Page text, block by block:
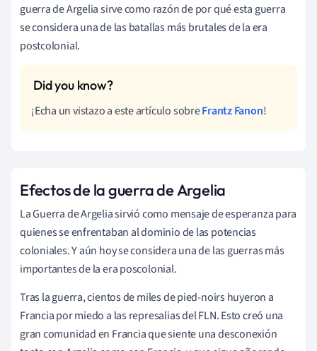
guerra de Argelia sirve como razón de por qué esta guerra
se considera una de las batallas más brutales de la era
postcolonial.
¡Echa un vistazo a este artículo sobreFrantz Fanon!
Efectos de la guerra de Argelia
La Guerra de Argelia sirvió como mensaje de esperanza para
quienes se enfrentaban al dominio de las potencias
coloniales. Y aún hoy se considera una de las guerras más
importantes de la era poscolonial.
Tras la guerra, cientos de miles de pied-noirs huyeron a
Francia por miedo a las represalias del FLN. Esto creó una
gran comunidad en Francia que siente una desconexión